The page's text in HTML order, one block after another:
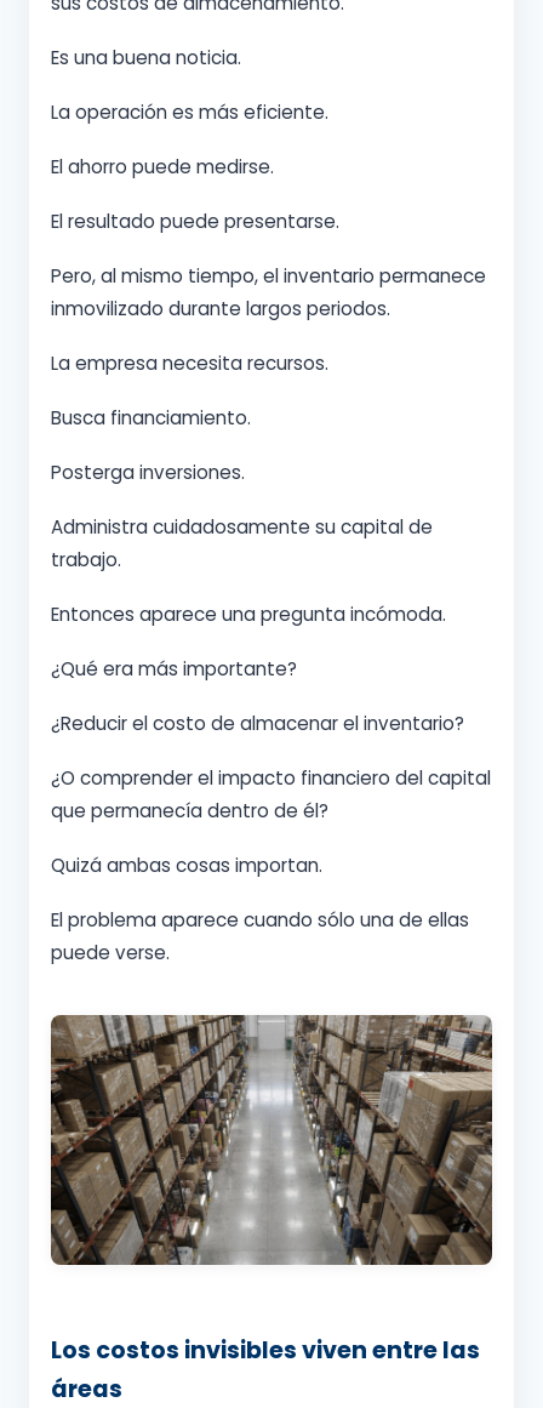
Es una buena noticia.
La operación es más eficiente.
El ahorro puede medirse.
El resultado puede presentarse.
Pero, al mismo tiempo, el inventario permanece
inmovilizado durante largos periodos.
La empresa necesita recursos.
Busca financiamiento.
Posterga inversiones.
Administra cuidadosamente su capital de
trabajo.
Entonces aparece una pregunta incómoda.
¿Qué era más importante?
¿Reducir el costo de almacenar el inventario?
¿O comprender el impacto financiero del capital
que permanecía dentro de él?
Quizá ambas cosas importan.
El problema aparece cuando sólo una de ellas
puede verse.
Los costos invisibles viven entre las
áreas